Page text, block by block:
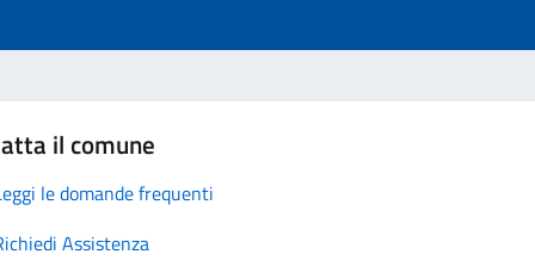
il comune
le domande frequenti
Assistenza